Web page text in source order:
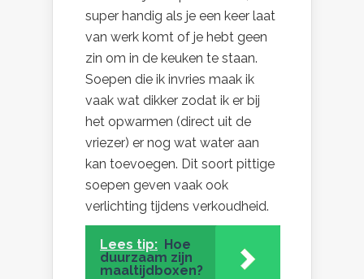
super handig als je een keer laat
van werk komt of je hebt geen
zin om in de keuken te staan.
Soepen die ik invries maak ik
vaak wat dikker zodat ik er bij
het opwarmen (direct uit de
vriezer) er nog wat water aan
kan toevoegen. Dit soort pittige
soepen geven vaak ook
verlichting tijdens verkoudheid.
Lees tip: Hoe
duurzaam zijn
maaltijdboxen?